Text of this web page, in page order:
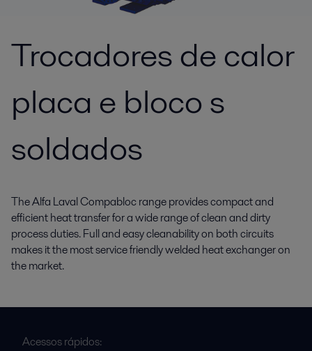
Trocadores de calor
placa e bloco s
soldados
The Alfa Laval Compabloc range provides compact and
efficient heat transfer for a wide range of clean and dirty
process duties. Full and easy cleanability on both circuits
makes it the most service friendly welded heat exchanger on
the market.
Acessos rápidos: